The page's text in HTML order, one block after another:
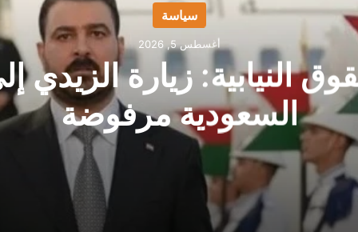
سياسة
أغسطس 5, 2026
النيابية: زيارة الزيدي
السعودية مرفوضة